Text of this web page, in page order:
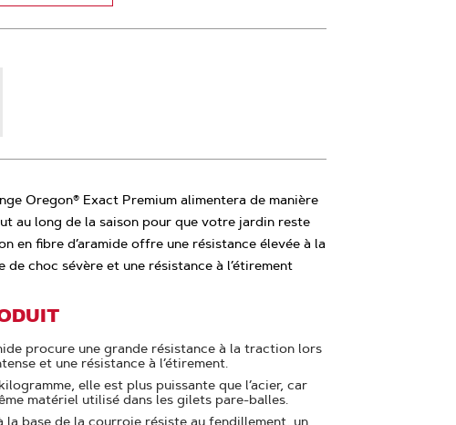
Oregon® Exact Premium alimentera de manière
au long de la saison pour que votre jardin reste
en fibre d’aramide offre une résistance élevée à la
choc sévère et une résistance à l’étirement
procure une grande résistance à la traction lors
et une résistance à l’étirement.
elle est plus puissante que l’acier, car
matériel utilisé dans les gilets pare-balles.
la base de la courroie résiste au fendillement, un